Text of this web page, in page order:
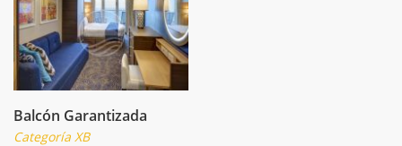
Balcón Garantizada
Categoría XB